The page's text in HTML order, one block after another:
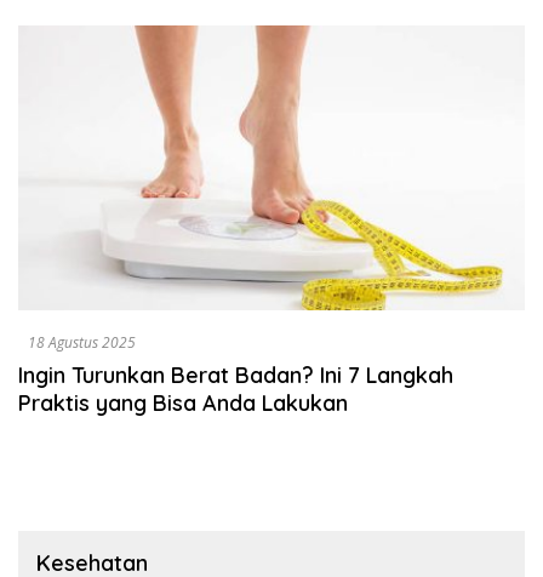
18 Agustus 2025
Ingin Turunkan Berat Badan? Ini 7 Langkah
Praktis yang Bisa Anda Lakukan
Kesehatan